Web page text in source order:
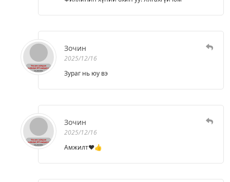
Зочин
2025/12/16
Зураг нь юу вэ
Зочин
2025/12/16
Амжилт♥️👍